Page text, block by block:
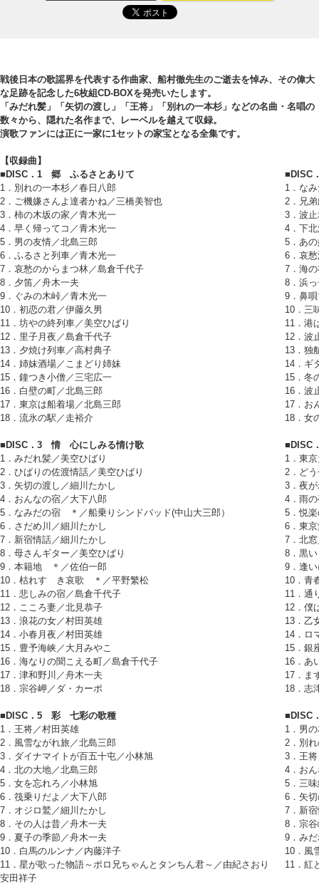
戦後日本の歌謡界を代表する作曲家、船村徹先生のご逝去を悼み、その偉大
な足跡を記念した6枚組CD-BOXを発売いたします。
「みだれ髪」「矢切の渡し」「王将」「別れの一本杉」などの名曲・名唱の
数々から、隠れた名作まで、レーベルを越えて収録。
演歌ファンには正に一家に1セットの家宝となる全集です。
【収録曲】
■DISC．1 郷 ふるさとありて
■DISC
1．別れの一本杉／春日八郎
1．な
2．ご機嫌さんよ達者かね／三橋美智也
2．兄
3．柿の木坂の家／青木光一
3．波
4．早く帰ってコ／青木光一
4．下
5．男の友情／北島三郎
5．あ
6．ふるさと列車／青木光一
6．哀
7．哀愁のからまつ林／島倉千代子
7．海
8．夕笛／舟木一夫
8．浜
9．ぐみの木峠／青木光一
9．鼻
10．初恋の君／伊藤久男
10．三
11．坊やの終列車／美空ひばり
11．港
12．里子月夜／島倉千代子
12．波
13．夕焼け列車／高村典子
13．独
14．姉妹酒場／こまどり姉妹
14．ギ
15．鐘つき小僧／三宅広一
15．冬
16．白壁の町／北島三郎
16．波
17．東京は船着場／北島三郎
17．お
18．流氷の駅／走裕介
18．女
■DISC．3 情 心にしみる情け歌
■DISC
1．みだれ髪／美空ひばり
1．東
2．ひばりの佐渡情話／美空ひばり
2．ど
3．矢切の渡し／細川たかし
3．夜
4．おんなの宿／大下八郎
4．雨
5．なみだの宿 ＊／船乗りシンドバッド(中山大三郎）
5．悦
6．さだめ川／細川たかし
6．東
7．新宿情話／細川たかし
7．北
8．母さんギター／美空ひばり
8．黒
9．本籍地 ＊／佐伯一郎
9．逢
10．枯れすゝき哀歌 ＊／平野繁松
10．青
11．悲しみの宿／島倉千代子
11．通
12．こころ妻／北見恭子
12．僕
13．浪花の女／村田英雄
13．乙
14．小春月夜／村田英雄
14．ロ
15．豊予海峡／大月みやこ
15．銀
16．海なりの聞こえる町／島倉千代子
16．あ
17．津和野川／舟木一夫
17．ま
18．宗谷岬／ダ・カーポ
18．志
■DISC．5 彩 七彩の歌種
■DISC
1．王将／村田英雄
1．男
2．風雪ながれ旅／北島三郎
2．別
3．ダイナマイトが百五十屯／小林旭
3．王将
4．北の大地／北島三郎
4．お
5．女を忘れろ／小林旭
5．三
6．筏乗りだよ／大下八郎
6．矢
7．オジロ鷲／細川たかし
7．新
8．その人は昔／舟木一夫
8．宗
9．夏子の季節／舟木一夫
9．み
10．白馬のルンナ／内藤洋子
10．風
11．星が歌った物語～ポロ兄ちゃんとタンちん君～／由紀さおり
安田祥子
11．紅